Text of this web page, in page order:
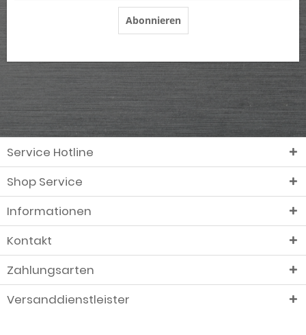
Abonnieren
Service Hotline
Shop Service
Informationen
Kontakt
Zahlungsarten
Versanddienstleister